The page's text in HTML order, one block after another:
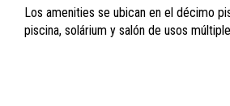
Los amenities se ubican en el décimo
piscina, solárium y salón de usos